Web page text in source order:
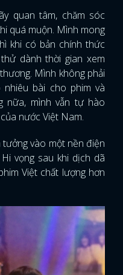
quan tâm, chăm sóc
quá muộn. Mình mong
khi có bản chính thức
dành thời gian xem
Mình không phải
nhiêu bài cho phim và
nữa, mình vẫn tự hào
nước Việt Nam.
tưởng vào một nền điện
vọng sau khi dịch dã
Việt chất lượng hơn